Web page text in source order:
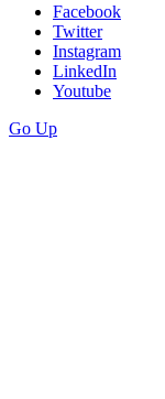
Facebook
Twitter
Instagram
LinkedIn
Youtube
Go Up